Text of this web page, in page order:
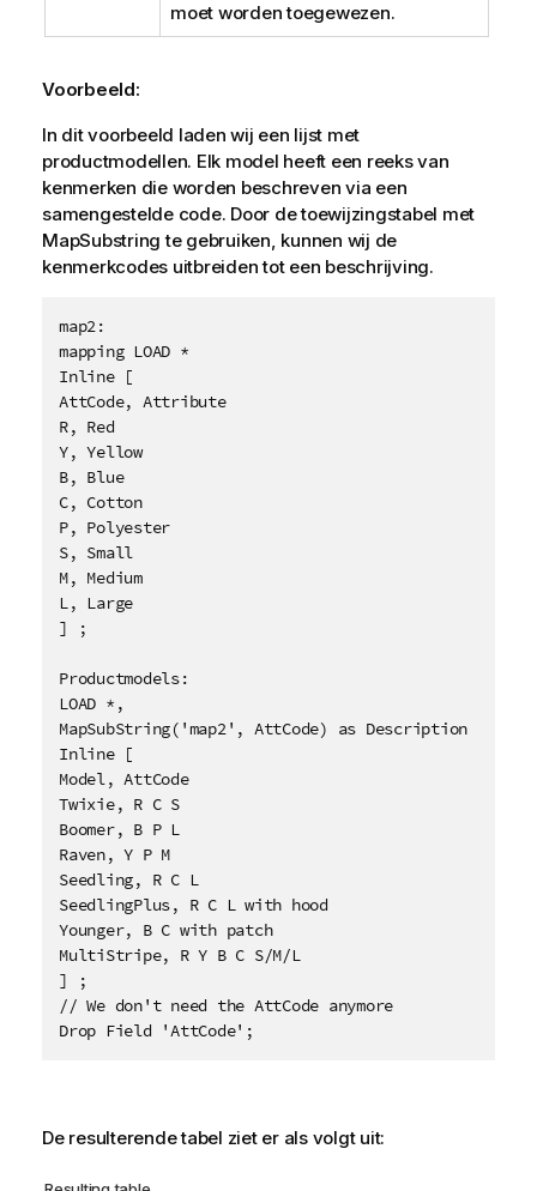
moet worden toegewezen.
Voorbeeld:
In dit voorbeeld laden wij een lijst met
productmodellen. Elk model heeft een reeks van
kenmerken die worden beschreven via een
samengestelde code. Door de toewijzingstabel met
MapSubstring te gebruiken, kunnen wij de
kenmerkcodes uitbreiden tot een beschrijving.
map2:
mapping LOAD *
Inline [
AttCode, Attribute
R, Red
Y, Yellow
B, Blue
C, Cotton
P, Polyester
S, Small
M, Medium
L, Large
] ;
Productmodels:
LOAD *,
MapSubString('map2', AttCode) as Description
Inline [
Model, AttCode
Twixie, R C S
Boomer, B P L
Raven, Y P M
Seedling, R C L
SeedlingPlus, R C L with hood
Younger, B C with patch
MultiStripe, R Y B C S/M/L
] ;
// We don't need the AttCode anymore
Drop Field 'AttCode';
De resulterende tabel ziet er als volgt uit: